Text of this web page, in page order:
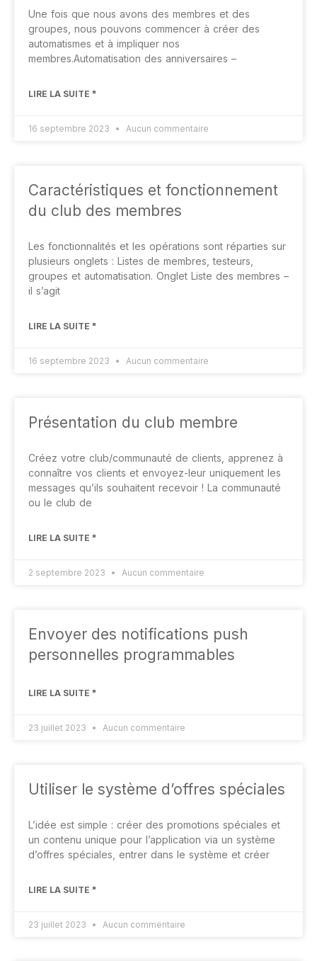
Une fois que nous avons des membres et des
groupes, nous pouvons commencer à créer des
automatismes et à impliquer nos
membres.Automatisation des anniversaires –
LIRE LA SUITE "
16 septembre 2023 Aucun commentaire
Caractéristiques et fonctionnement
du club des membres
Les fonctionnalités et les opérations sont réparties sur
plusieurs onglets : Listes de membres, testeurs,
groupes et automatisation. Onglet Liste des membres –
il s’agit
LIRE LA SUITE "
16 septembre 2023 Aucun commentaire
Présentation du club membre
Créez votre club/communauté de clients, apprenez à
connaître vos clients et envoyez-leur uniquement les
messages qu’ils souhaitent recevoir ! La communauté
ou le club de
LIRE LA SUITE "
2 septembre 2023 Aucun commentaire
Envoyer des notifications push
personnelles programmables
LIRE LA SUITE "
23 juillet 2023 Aucun commentaire
Utiliser le système d’offres spéciales
L’idée est simple : créer des promotions spéciales et
un contenu unique pour l’application via un système
d’offres spéciales, entrer dans le système et créer
LIRE LA SUITE "
23 juillet 2023 Aucun commentaire